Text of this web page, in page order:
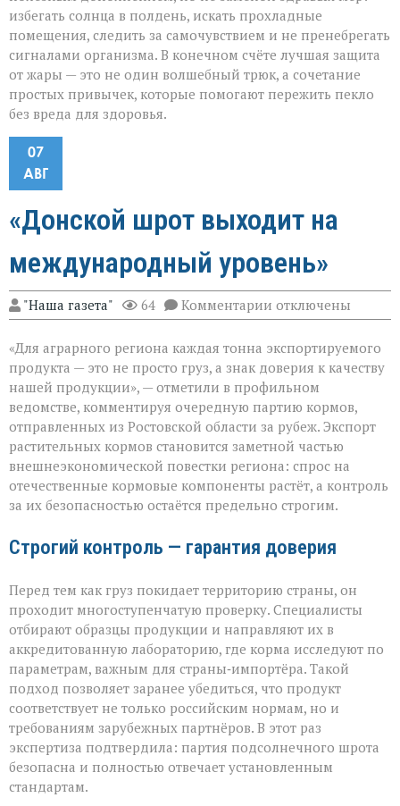
избегать солнца в полдень, искать прохладные
помещения, следить за самочувствием и не пренебрегать
сигналами организма. В конечном счёте лучшая защита
от жары — это не один волшебный трюк, а сочетание
простых привычек, которые помогают пережить пекло
без вреда для здоровья.
07
АВГ
«Донской шрот выходит на
международный уровень»
"Наша газета" 64 Комментарии к
записи
шрот
выходит
международный
уровень»
отключены
«Для аграрного региона каждая тонна экспортируемого
продукта — это не просто груз, а знак доверия к качеству
нашей продукции», — отметили в профильном
ведомстве, комментируя очередную партию кормов,
отправленных из Ростовской области за рубеж. Экспорт
растительных кормов становится заметной частью
внешнеэкономической повестки региона: спрос на
отечественные кормовые компоненты растёт, а контроль
за их безопасностью остаётся предельно строгим.
Строгий контроль — гарантия доверия
Перед тем как груз покидает территорию страны, он
проходит многоступенчатую проверку. Специалисты
отбирают образцы продукции и направляют их в
аккредитованную лабораторию, где корма исследуют по
параметрам, важным для страны‑импортёра. Такой
подход позволяет заранее убедиться, что продукт
соответствует не только российским нормам, но и
требованиям зарубежных партнёров. В этот раз
экспертиза подтвердила: партия подсолнечного шрота
безопасна и полностью отвечает установленным
стандартам.